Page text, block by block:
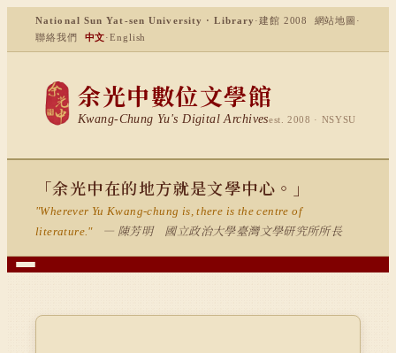
National Sun Yat-sen University · Library ·建館 2008 網站地圖 ·
聯絡我們
中文·English
余光中數位文學館
Kwang-Chung Yu's Digital Archivesest. 2008 · NSYSU
「余光中在的地方就是文學中心。」
"Wherever Yu Kwang-chung is, there is the centre of
literature."
— 陳芳明 國立政治大學臺灣文學研究所所長